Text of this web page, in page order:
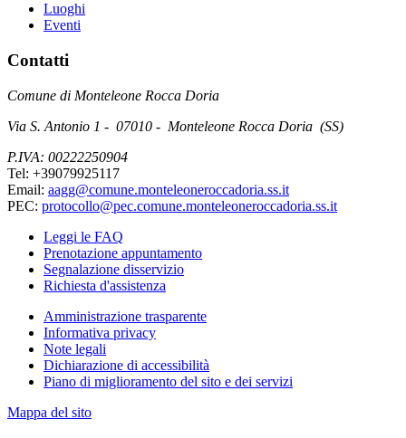
Luoghi
Eventi
Contatti
Comune di Monteleone Rocca Doria
Via S. Antonio 1 - 07010 - Monteleone Rocca Doria (SS)
P.IVA: 00222250904
Tel: +39079925117
Email: aagg@comune.monteleoneroccadoria.ss.it
PEC: protocollo@pec.comune.monteleoneroccadoria.ss.it
Leggi le FAQ
Prenotazione appuntamento
Segnalazione disservizio
Richiesta d'assistenza
Amministrazione trasparente
Informativa privacy
Note legali
Dichiarazione di accessibilità
Piano di miglioramento del sito e dei servizi
Mappa del sito